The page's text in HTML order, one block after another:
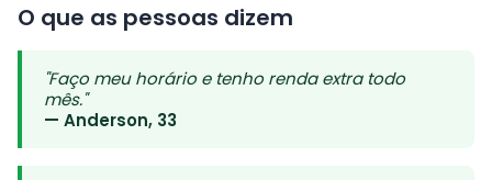
O que as pessoas dizem
"Faço meu horário e tenho renda extra todo
mês."
— Anderson, 33